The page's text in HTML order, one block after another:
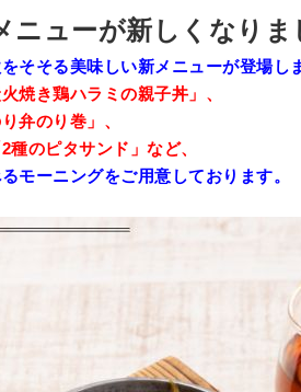
ニューが新しくなりま
そそる美味しい新メニューが登場し
焼き鶏ハラミの親子丼」、
弁のり巻」、
種のピタサンド」など、
モーニングをご用意しております。